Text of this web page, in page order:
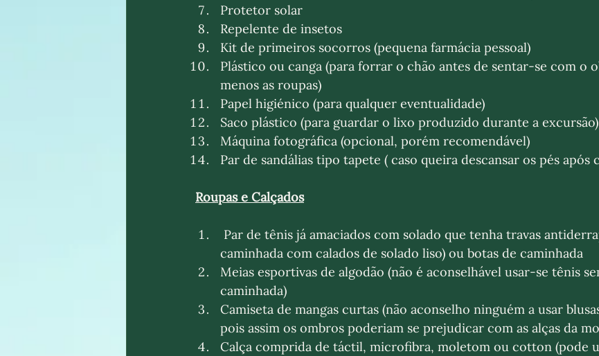
Protetor solar
Repelente de insetos
Kit de primeiros socorros (pequena farmácia pessoal)
Plástico ou canga (para forrar o chão antes de sentar-se com o
menos as roupas)
Papel higiénico (para qualquer eventualidade)
Saco plástico (para guardar o lixo produzido durante a excursão)
Máquina fotográfica (opcional, porém recomendável)
Par de sandálias tipo tapete ( caso queira descansar os pés após
Roupas e Calçados
caminhada com calados de solado liso) ou botas de caminhada
Meias esportivas de algodão (não é aconselhável usar-se tênis
caminhada)
Camiseta de mangas curtas (não aconselho ninguém a usar
pois assim os ombros poderiam se prejudicar com as alças da
Calça comprida de táctil, microfibra, moletom ou cotton (pode